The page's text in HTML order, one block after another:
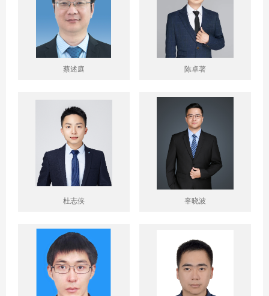
蔡述庭 陈卓著
杜志侠 辜晓波